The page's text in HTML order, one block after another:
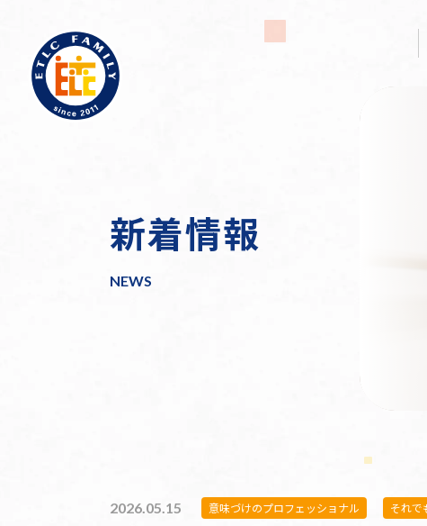
介護施設運営 企業情報
新着情報
2026.05.15 意味づけのプロフェッショナル それで